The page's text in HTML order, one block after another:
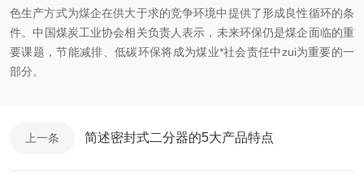
色生产方式为煤企在供大于求的竞争环境中提供了形成良性循环的条
件。中国煤炭工业协会相关负责人表示，未来环保仍是煤企面临的重
要课题，节能减排、低碳环保将成为煤业*社会责任中zui为重要的一
部分。
上一条 简述密封式二分器的5大产品特点